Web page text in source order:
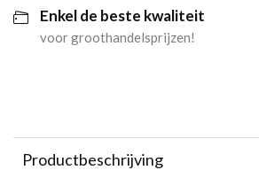
Enkel de beste kwaliteit
voor groothandelsprijzen!
Productbeschrijving